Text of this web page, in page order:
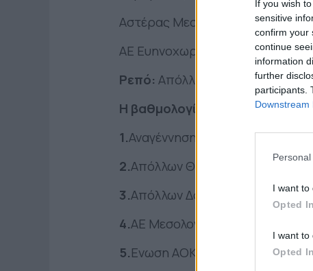
If you wish
sensitive
confirm your
continue
information
further
participants.
Downstream
I want to
Opted In
I want to
Opted In
Αστέρας Μεσολογγίου –
ΑΕ Ευηνοχωρίου – Όμηρος
Ρεπό: Απόλλων Θέρμου 1957
Η βαθμολογία:
1.Αναγέννηση Στάνου* 23
2.Απόλλων Θέρμου 1957 21
3.Απόλλων Δοκιμίου* 19
4.ΑΕ Μεσολογγίου* 16
5.Ενωση ΑΟΚ Τρίκαρδος* 11